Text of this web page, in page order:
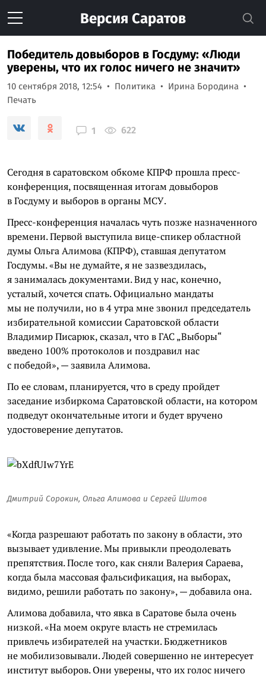
Версия Саратов
Победитель довыборов в Госдуму: «Люди
уверены, что их голос ничего не значит»
10 сентября 2018, 12:54 Политика
Ирина Бородина
Печать
1 622
Сегодня в саратовском обкоме КПРФ прошла пресс-
конференция, посвященная итогам довыборов
в Госдуму и выборов в органы МСУ.
Пресс-конференция началась чуть позже назначенного
времени. Первой выступила вице-спикер областной
думы Ольга Алимова (КПРФ), ставшая депутатом
Госдумы. «Вы не думайте, я не зазвездилась,
я занималась документами. Вид у нас, конечно,
усталый, хочется спать. Официально мандаты
мы не получили, но в 4 утра мне звонил председатель
избирательной комиссии Саратовской области
Владимир Писарюк, сказал, что в ГАС „Выборы“
введено 100% протоколов и поздравил нас
с победой», — заявила Алимова.
По ее словам, планируется, что в среду пройдет
заседание избиркома Саратовской области, на котором
подведут окончательные итоги и будет вручено
удостоверение депутатов.
Дмитрий Сорокин, Ольга Алимова и Сергей Шитов
«Когда разрешают работать по закону в области, это
вызывает удивление. Мы привыкли преодолевать
препятствия. После того, как сняли Валерия Сараева,
когда была массовая фальсификация, на выборах,
видимо, решили работать по закону», — добавила она.
Алимова добавила, что явка в Саратове была очень
низкой. «На моем округе власть не стремилась
привлечь избирателей на участки. Бюджетников
не мобилизовывали. Людей совершенно не интересует
институт выборов. Они уверены, что их голос ничего